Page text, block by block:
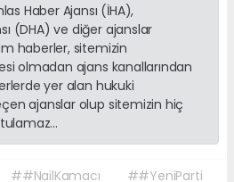
Haber Ajansı (İHA),
(DHA) ve diğer ajanslar
haberler, sitemizin
olmadan ajans kanallarından
yer alan hukuki
ajanslar olup sitemizin hiç
##NailKamacı ##YeniParti